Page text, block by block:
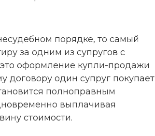
порядке, то самый
за одним из супругов с
оформление купли-продажи
договору один супруг покупает
полноправным
выплачивая
стоимости.